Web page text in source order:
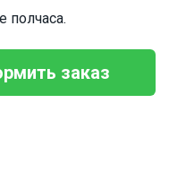
полчаса.
заказ